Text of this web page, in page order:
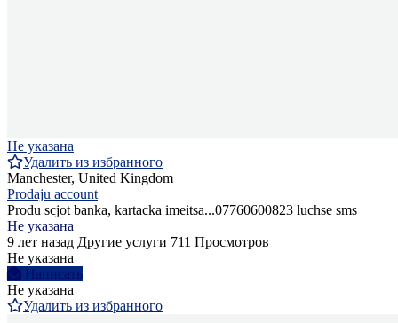
Не указана
Удалить из избранного
Manchester, United Kingdom
Prodaju account
Produ scjot banka, kartacka imeitsa...07760600823 luchse sms
Не указана
9 лет назад Другие услуги 711 Просмотров
Не указана
Написать
Не указана
Удалить из избранного